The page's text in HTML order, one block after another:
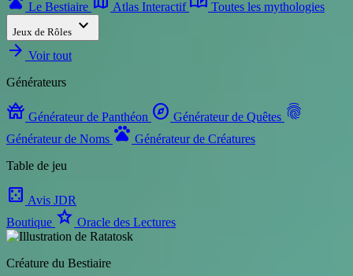
Le Bestiaire Atlas Interactif Toutes les mythologies
Jeux de Rôles expand_more
arrow_forward Voir tout
Générateurs
temple_buddhist Générateur de Panthéon explore Générateur de Quêtes fingerprint
Générateur de Noms pets Générateur de Créatures
Table de jeu
casino Avis JDR
Boutique star Oracle des Lectures
Créature du Bestiaire